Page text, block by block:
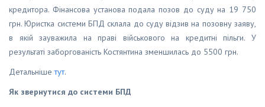
кредитора. Фінансова установа подала позов до суду на 19 750
грн. Юристка системи БПД склала до суду відзив на позовну заяву,
в якій зауважила на праві військового на кредитні пільги. У
результаті заборгованість Костянтина зменшилась до 5500 грн.
Детальнішетут.
Як звернутися до системи БПД